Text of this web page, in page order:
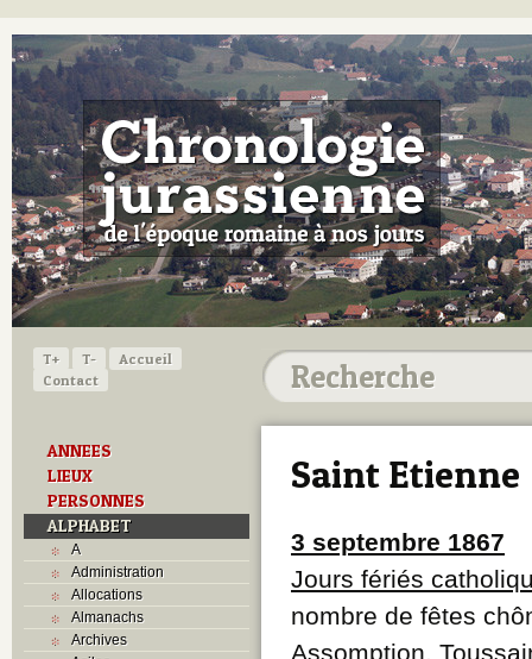
T+ T-
Accueil
Contact
ANNEES
LIEUX
PERSONNES
ALPHABET
A
Administration
Allocations
Almanachs
Archives
Saint Etienne
3 septembre 1867
Jours fériés
nombre de fêtes
Assomption,